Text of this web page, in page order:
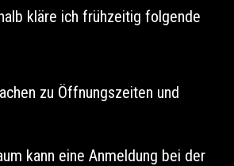
kläre ich frühzeitig folgende
zu Öffnungszeiten und
kann eine Anmeldung bei der